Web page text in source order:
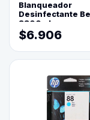
Blanqueador
Desinfectante
3800ml
$6.906